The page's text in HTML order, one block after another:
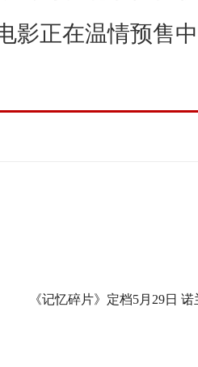
影正在温情预售中
《记忆碎片》定档5月29日 诺